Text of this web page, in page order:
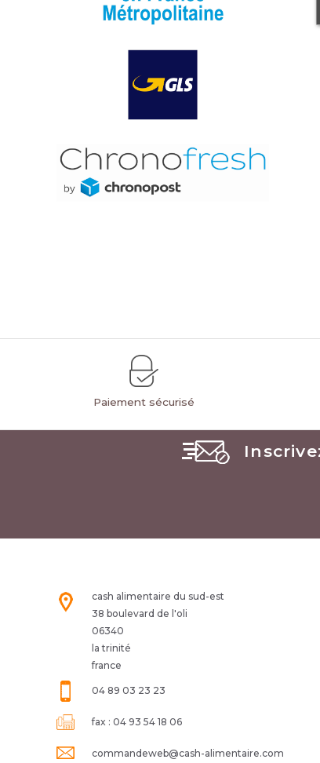
Paiement sécurisé
cash alimentaire du sud-est
38 boulevard de l'oli
06340
la trinité
france
04 89 03 23 23
fax : 04 93 54 18 06
commandeweb@cash-alimentaire.com